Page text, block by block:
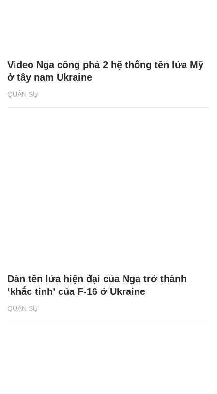
QUÂN SỰ
Video Nga công phá 2 hệ thống tên lửa Mỹ
ở tây nam Ukraine
QUÂN SỰ
Dàn tên lửa hiện đại của Nga trở thành
‘khắc tinh’ của F-16 ở Ukraine